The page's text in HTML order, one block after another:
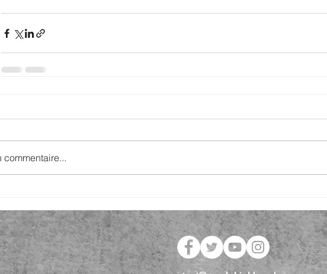
commentaire...